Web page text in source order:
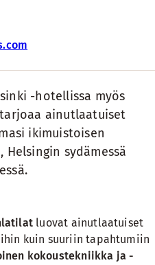
-hotellissa myös
ainutlaatuiset
ikimuistoisen
sydämessä
luovat ainutlaatuiset
kuin suuriin tapahtumiin
kokoustekniikka ja -